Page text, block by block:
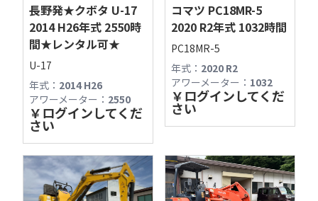
長野発★クボタ U-17
2014 H26年式 2550時
間★レンタル可★
U-17
年式： 2014 H26
アワーメーター： 2550
￥ログインしてくだ
さい
コマツ PC18MR-5
2020 R2年式 1032時間
PC18MR-5
年式： 2020 R2
アワーメーター： 1032
￥ログインしてくだ
さい